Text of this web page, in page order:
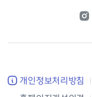
개인정보처리방침